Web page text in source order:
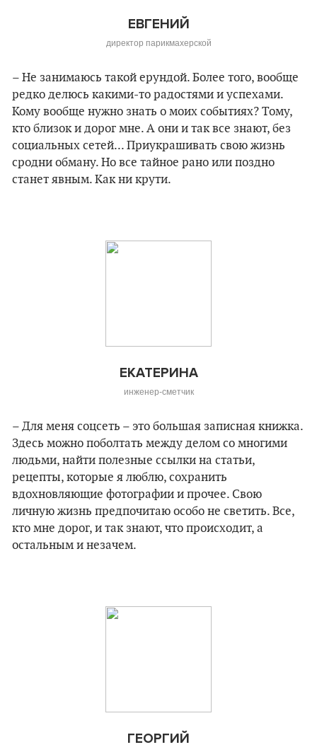
ЕВГЕНИЙ
директор парикмахерской
– Не занимаюсь такой ерундой. Более того, вообще
редко делюсь какими-то радостями и успехами.
Кому вообще нужно знать о моих событиях? Тому,
кто близок и дорог мне. А они и так все знают, без
социальных сетей... Приукрашивать свою жизнь
сродни обману. Но все тайное рано или поздно
станет явным. Как ни крути.
ЕКАТЕРИНА
инженер-сметчик
– Для меня соцсеть – это большая записная книжка.
Здесь можно поболтать между делом со многими
людьми, найти полезные ссылки на статьи,
рецепты, которые я люблю, сохранить
вдохновляющие фотографии и прочее. Свою
личную жизнь предпочитаю особо не светить. Все,
кто мне дорог, и так знают, что происходит, а
остальным и незачем.
ГЕОРГИЙ